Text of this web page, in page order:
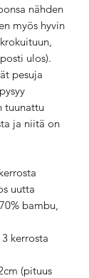
nähden
myös hyvin
ulos).
pesuja
tuunattu
ja niitä on
uutta
bambu,
kerrosta
(pituus